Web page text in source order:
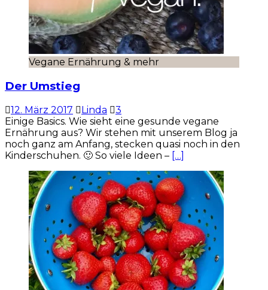
Vegane Ernährung & mehr
Der Umstieg
12. März 2017 Linda
3
Einige Basics. Wie sieht eine gesunde vegane
Ernährung aus? Wir stehen mit unserem Blog ja
noch ganz am Anfang, stecken quasi noch in den
Kinderschuhen. 🙂 So viele Ideen – […]